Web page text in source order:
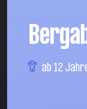
ab 12